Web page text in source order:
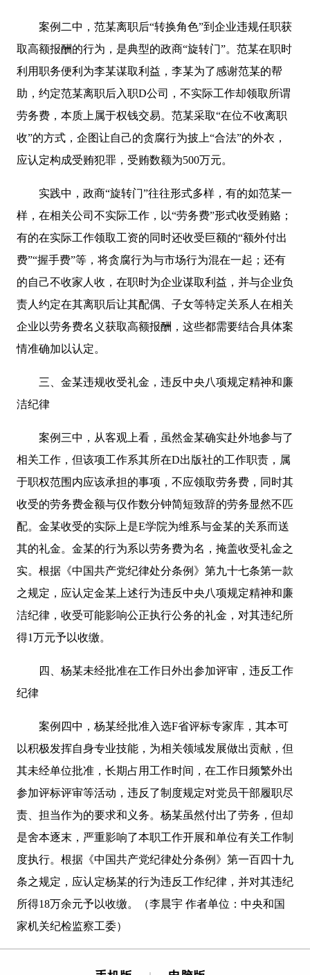
案例二中，范某离职后“转换角色”到企业违规任职获
取高额报酬的行为，是典型的政商“旋转门”。范某在职时
利用职务便利为李某谋取利益，李某为了感谢范某的帮
助，约定范某离职后入职D公司，不实际工作却领取所谓
劳务费，本质上属于权钱交易。范某采取“在位不收离职
收”的方式，企图让自己的贪腐行为披上“合法”的外衣，
应认定构成受贿犯罪，受贿数额为500万元。
实践中，政商“旋转门”往往形式多样，有的如范某一
样，在相关公司不实际工作，以“劳务费”形式收受贿赂；
有的在实际工作领取工资的同时还收受巨额的“额外付出
费”“握手费”等，将贪腐行为与市场行为混在一起；还有
的自己不收家人收，在职时为企业谋取利益，并与企业负
责人约定在其离职后让其配偶、子女等特定关系人在相关
企业以劳务费名义获取高额报酬，这些都需要结合具体案
情准确加以认定。
三、金某违规收受礼金，违反中央八项规定精神和廉
洁纪律
案例三中，从客观上看，虽然金某确实赴外地参与了
相关工作，但该项工作系其所在D出版社的工作职责，属
于职权范围内应该承担的事项，不应领取劳务费，同时其
收受的劳务费金额与仅作数分钟简短致辞的劳务显然不匹
配。金某收受的实际上是E学院为维系与金某的关系而送
其的礼金。金某的行为系以劳务费为名，掩盖收受礼金之
实。根据《中国共产党纪律处分条例》第九十七条第一款
之规定，应认定金某上述行为违反中央八项规定精神和廉
洁纪律，收受可能影响公正执行公务的礼金，对其违纪所
得1万元予以收缴。
四、杨某未经批准在工作日外出参加评审，违反工作
纪律
案例四中，杨某经批准入选F省评标专家库，其本可
以积极发挥自身专业技能，为相关领域发展做出贡献，但
其未经单位批准，长期占用工作时间，在工作日频繁外出
参加评标评审等活动，违反了制度规定对党员干部履职尽
责、担当作为的要求和义务。杨某虽然付出了劳务，但却
是舍本逐末，严重影响了本职工作开展和单位有关工作制
度执行。根据《中国共产党纪律处分条例》第一百四十九
条之规定，应认定杨某的行为违反工作纪律，并对其违纪
所得18万余元予以收缴。（李晨宇 作者单位：中央和国
家机关纪检监察工委）